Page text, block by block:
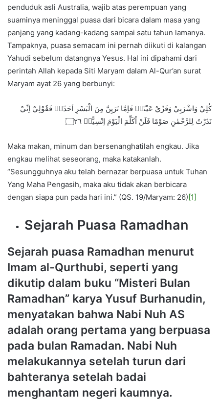
penduduk asli Australia, wajib atas perempuan yang
suaminya meninggal puasa dari bicara dalam masa yang
panjang yang kadang-kadang sampai satu tahun lamanya.
Tampaknya, puasa semacam ini pernah diikuti di kalangan
Yahudi sebelum datangnya Yesus. Hal ini dipahami dari
perintah Allah kepada Siti Maryam dalam Al-Qur’an surat
Maryam ayat 26 yang berbunyi:
كُلِيْ وَاشْرَبِيْ وَقَرِّيْ عَيْنًاۚ فَاِمَّا تَرَيِنَّ مِنَ الْبَشَرِ اَحَدًاۙ فَقُوْلِيْٓ اِنِّيْ
نَذَرْتُ لِلرَّحْمٰنِ صَوْمًا فَلَنْ اُكَلِّمَ الْيَوْمَ اِنْسِيًّاۚ ۝٢٦
Maka makan, minum dan bersenanghatilah engkau. Jika
engkau melihat seseorang, maka katakanlah.
“Sesungguhnya aku telah bernazar berpuasa untuk Tuhan
Yang Maha Pengasih, maka aku tidak akan berbicara
dengan siapa pun pada hari ini.” (QS. 19/Maryam: 26) [1]
Sejarah Puasa Ramadhan
Sejarah puasa Ramadhan menurut
Imam al-Qurthubi, seperti yang
dikutip dalam buku “Misteri Bulan
Ramadhan” karya Yusuf Burhanudin,
menyatakan bahwa Nabi Nuh AS
adalah orang pertama yang berpuasa
pada bulan Ramadan. Nabi Nuh
melakukannya setelah turun dari
bahteranya setelah badai
menghantam negeri kaumnya.